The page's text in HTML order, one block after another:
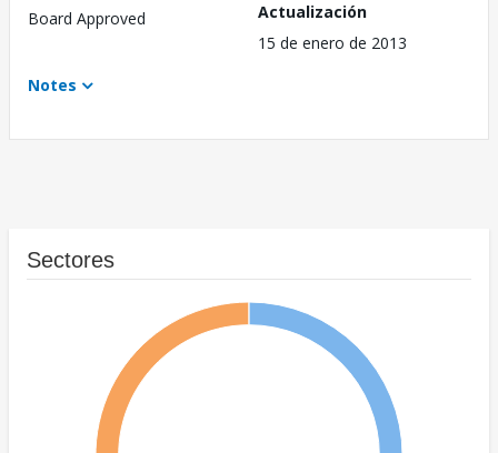
Board Approved
Actualización
15 de enero de 2013
Notes
Sectores